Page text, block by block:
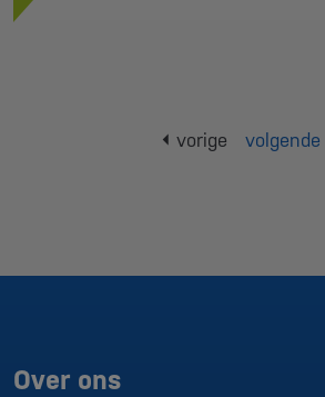
vorige volgende
Over ons